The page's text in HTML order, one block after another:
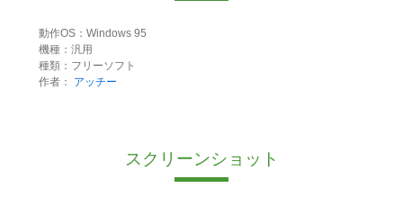
動作OS：Windows 95
機種：汎用
種類：フリーソフト
作者：
アッチー
スクリーンショット